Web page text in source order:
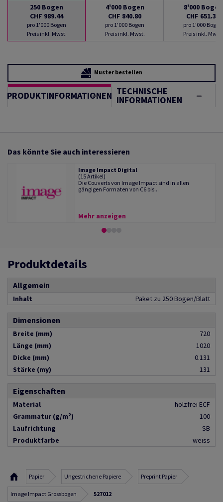
250 Bogen
CHF 989.44
pro 1'000 Bogen
Preis inkl. Mwst.
4'000 Bogen
CHF 840.80
pro 1'000 Bogen
Preis inkl. Mwst.
8'000 Bogen
CHF 651.30
pro 1'000 Bogen
Preis inkl. Mwst.
Muster bestellen
PRODUKTINFORMATIONEN TECHNISCHE
INFORMATIONEN
Das könnte Sie auch interessieren
Image Impact Digital
(15 Artikel)
Die Couverts von Image Impact sind in allen
gängigen Formaten von C6 bis...
Mehr anzeigen
Produktdetails
Allgemein
Inhalt Paket zu 250 Bogen/Blatt
Dimensionen
Breite (mm)
720
Länge (mm)
1020
Dicke (mm)
0.131
Stärke (my)
131
Eigenschaften
Material
holzfrei ECF
Grammatur (g/m²)
100
Laufrichtung
SB
Produktfarbe
weiss
Papier Ungestrichene Papiere Preprint Papier
Image Impact Grossbogen 527012